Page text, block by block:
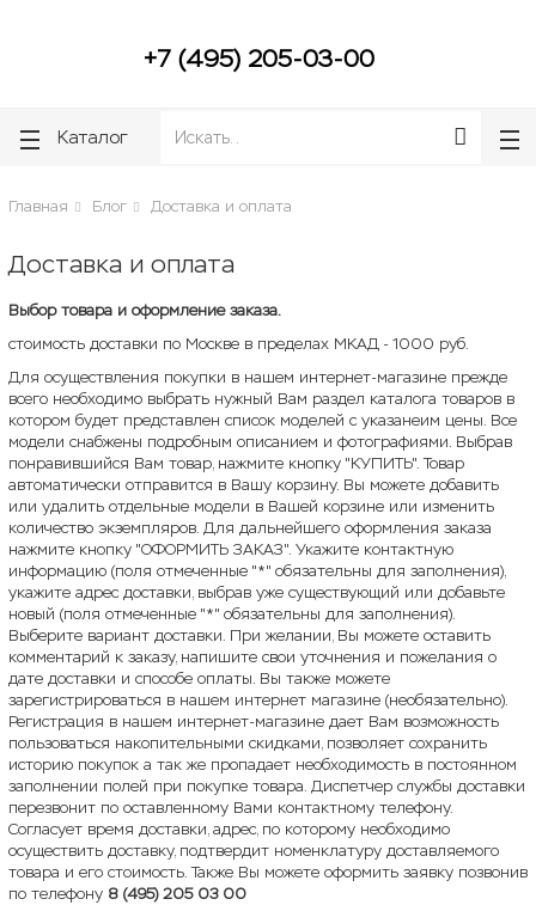
+7 (495) 205-03-00
Каталог
Главная Блог Доставка и оплата
Доставка и оплата
Выбор товара и оформление заказа.
стоимость доставки по Москве в пределах МКАД - 1000 руб.
Для осуществления покупки в нашем интернет-магазине прежде
всего необходимо выбрать нужный Вам раздел каталога товаров в
котором будет представлен список моделей с указанеим цены. Все
модели снабжены подробным описанием и фотографиями. Выбрав
понравившийся Вам товар, нажмите кнопку "КУПИТЬ". Товар
автоматически отправится в Вашу корзину. Вы можете добавить
или удалить отдельные модели в Вашей корзине или изменить
количество экземпляров. Для дальнейшего оформления заказа
нажмите кнопку "ОФОРМИТЬ ЗАКАЗ". Укажите контактную
информацию (поля отмеченные "*" обязательны для заполнения),
укажите адрес доставки, выбрав уже существующий или добавьте
новый (поля отмеченные "*" обязательны для заполнения).
Выберите вариант доставки. При желании, Вы можете оставить
комментарий к заказу, напишите свои уточнения и пожелания о
дате доставки и способе оплаты. Вы также можете
зарегистрироваться в нашем интернет магазине (необязательно).
Регистрация в нашем интернет-магазине дает Вам возможность
пользоваться накопительными скидками, позволяет сохранить
историю покупок а так же пропадает необходимость в постоянном
заполнении полей при покупке товара. Диспетчер службы доставки
перезвонит по оставленному Вами контактному телефону.
Согласует время доставки, адрес, по которому необходимо
осуществить доставку, подтвердит номенклатуру доставляемого
товара и его стоимость. Также Вы можете оформить заявку позвонив
по телефону 8 (495) 205 03 00